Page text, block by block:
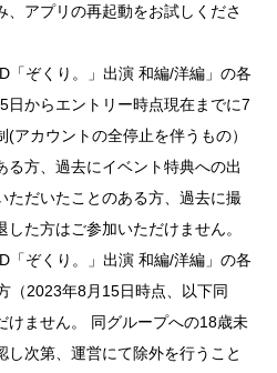
、アプリの再起動をお試しくださ
「ぞくり。」出演 和編/洋編」の各
日からエントリー時点現在までに7
アカウントの全停止を伴うもの）
る方、過去にイベント特典への出
ただいたことのある方、過去に撮
た方はご参加いただけません。
「ぞくり。」出演 和編/洋編」の各
（2023年8月15日時点、以下同
けません。 同グループへの18歳未
し次第、運営にて除外を行うこと